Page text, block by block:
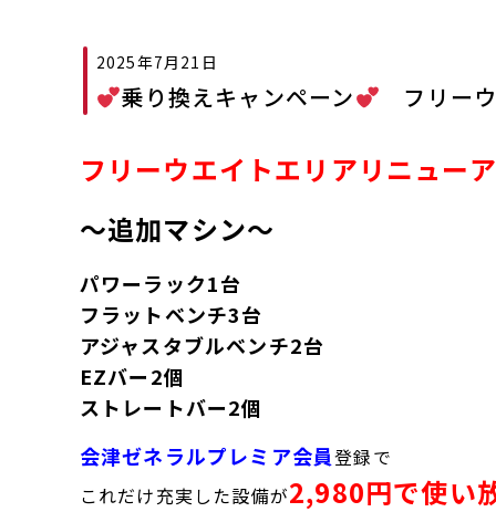
2025年7月21日
乗り換えキャンペーン フリー
フリーウエイトエリアリニュー
～追加マシン～
パワーラック1台
フラットベンチ3台
アジャスタブルベンチ2台
EZバー2個
ストレートバー2個
会津ゼネラルプレミア会員登録で
これだけ充実した設備が2,980円で使い